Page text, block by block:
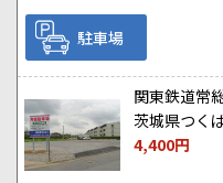
駐車場
関東鉄道常
茨城県つく
4,400円